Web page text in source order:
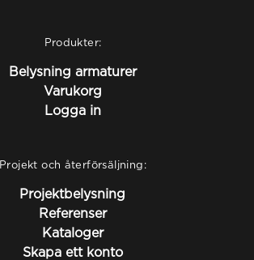
Produkter:
Belysning armaturer
Varukorg
Logga in
Projekt och återförsäljning:
Projektbelysning
Referenser
Kataloger
Skapa ett konto